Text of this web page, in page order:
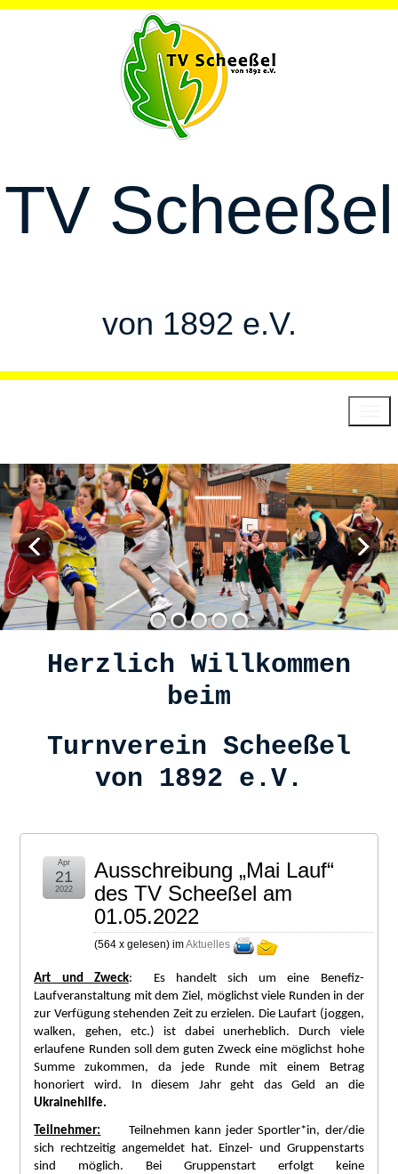
TV Scheeßel
von 1892 e.V.
Herzlich Willkommen
beim
Turnverein Scheeßel
von 1892 e.V.
Ausschreibung „Mai Lauf“
des TV Scheeßel am
01.05.2022
(564 x gelesen) imAktuelles
Apr
21
2022
Art und Zweck: Es handelt sich um eine Benefiz-
Laufveranstaltung mit dem Ziel, möglichst viele Runden in der
zur Verfügung stehenden Zeit zu erzielen. Die Laufart (joggen,
walken, gehen, etc.) ist dabei unerheblich. Durch viele
erlaufene Runden soll dem guten Zweck eine möglichst hohe
Summe zukommen, da jede Runde mit einem Betrag
honoriert wird. In diesem Jahr geht das Geld an die
Ukrainehilfe.
Teilnehmer: Teilnehmen kann jeder Sportler*in, der/die
sich rechtzeitig angemeldet hat. Einzel- und Gruppenstarts
sind möglich. Bei Gruppenstart erfolgt keine